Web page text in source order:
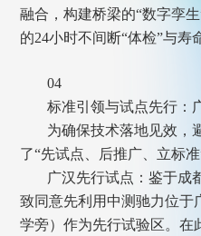
融合，构建桥梁的“数字孪
的24小时不间断“体检”与寿
04
标准引领与试点先行：
为确保技术落地见效，
了“先试点、后推广、立标准
广汉先行试点：鉴于成
致同意先利用中测驰力位于
学旁）作为先行试验区。在